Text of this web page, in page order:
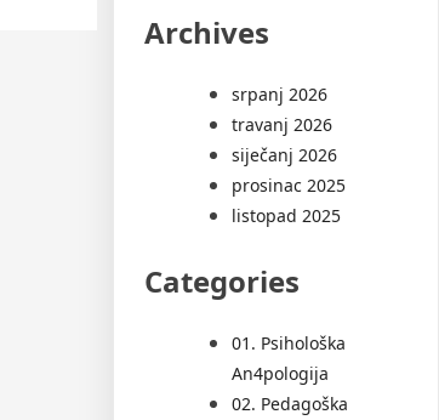
Archives
srpanj 2026
travanj 2026
siječanj 2026
prosinac 2025
listopad 2025
Categories
01. Psihološka
An4pologija
02. Pedagoška